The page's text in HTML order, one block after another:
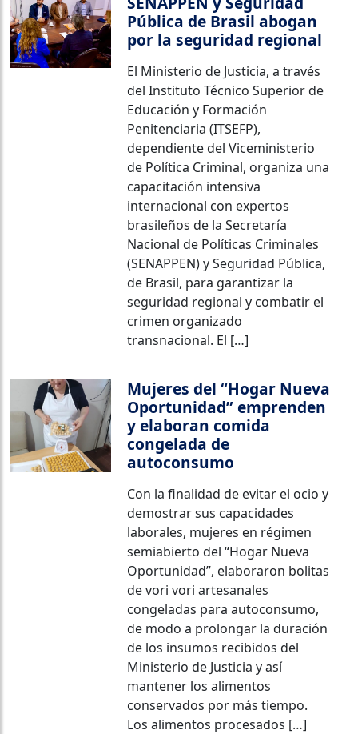
Pública de Brasil abogan
por la seguridad regional
El Ministerio de Justicia, a través
del Instituto Técnico Superior de
Educación y Formación
Penitenciaria (ITSEFP),
dependiente del Viceministerio
de Política Criminal, organiza una
capacitación intensiva
internacional con expertos
brasileños de la Secretaría
Nacional de Políticas Criminales
(SENAPPEN) y Seguridad Pública,
de Brasil, para garantizar la
seguridad regional y combatir el
crimen organizado
transnacional. El […]
Mujeres del “Hogar Nueva
Oportunidad” emprenden
y elaboran comida
congelada de
autoconsumo
Con la finalidad de evitar el ocio y
demostrar sus capacidades
laborales, mujeres en régimen
semiabierto del “Hogar Nueva
Oportunidad”, elaboraron bolitas
de vori vori artesanales
congeladas para autoconsumo,
de modo a prolongar la duración
de los insumos recibidos del
Ministerio de Justicia y así
mantener los alimentos
conservados por más tiempo.
Los alimentos procesados […]